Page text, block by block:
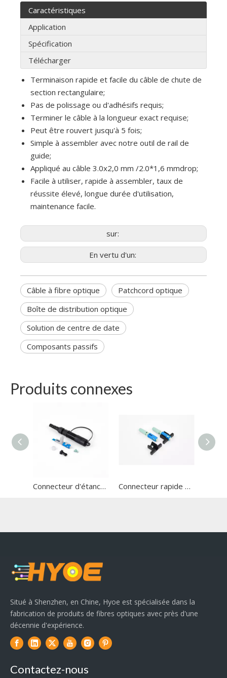
Caractéristiques
Application
Spécification
Télécharger
Terminaison rapide et facile du câble de chute de
section rectangulaire;
Pas de polissage ou d'adhésifs requis;
Terminer le câble à la longueur exact requise;
Peut être rouvert jusqu'à 5 fois;
Simple à assembler avec notre outil de rail de
guide;
Appliqué au câble 3.0x2,0 mm /2.0*1,6 mmdrop;
Facile à utiliser, rapide à assembler, taux de
réussite élevé, longue durée d'utilisation,
maintenance facile.
sur:
En vertu d'un:
Câble à fibre optique
Patchcord optique
Boîte de distribution optique
Solution de centre de date
Composants passifs
Produits connexes
Connecteur d'étanchéité rapide sur le terrain installable Connecteur rapide HY-06
Situé à Shenzhen, en Chine, Hyoe est spécialisée dans la
fabrication de produits de fibres optiques avec près d'une
décennie d'expérience.
Contactez-nous